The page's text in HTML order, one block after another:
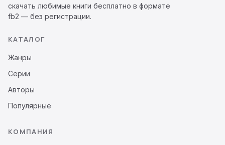
скачать любимые книги бесплатно в формате
fb2 — без регистрации.
КАТАЛОГ
Жанры
Серии
Авторы
Популярные
КОМПАНИЯ